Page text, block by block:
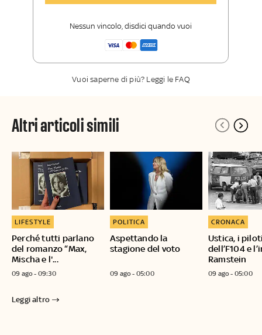
Nessun vincolo, disdici quando vuoi
Vuoi saperne di più? Leggi le FAQ
Altri articoli simili
Perché tutti parlano
del romanzo “Max,
Mischa e l'...
LIFESTYLE
09 ago - 09:30
Aspettando la
stagione del voto
POLITICA
09 ago - 05:00
Ustica, i
dell’F104 e
Ramstein
CRONACA
09 ago - 05:00
Leggi altro